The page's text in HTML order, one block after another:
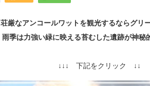
荘厳なアンコールワットを観光するならグリ
雨季は力強い緑に映える苔むした遺跡が神
↓↓↓ 下記をクリック ↓↓